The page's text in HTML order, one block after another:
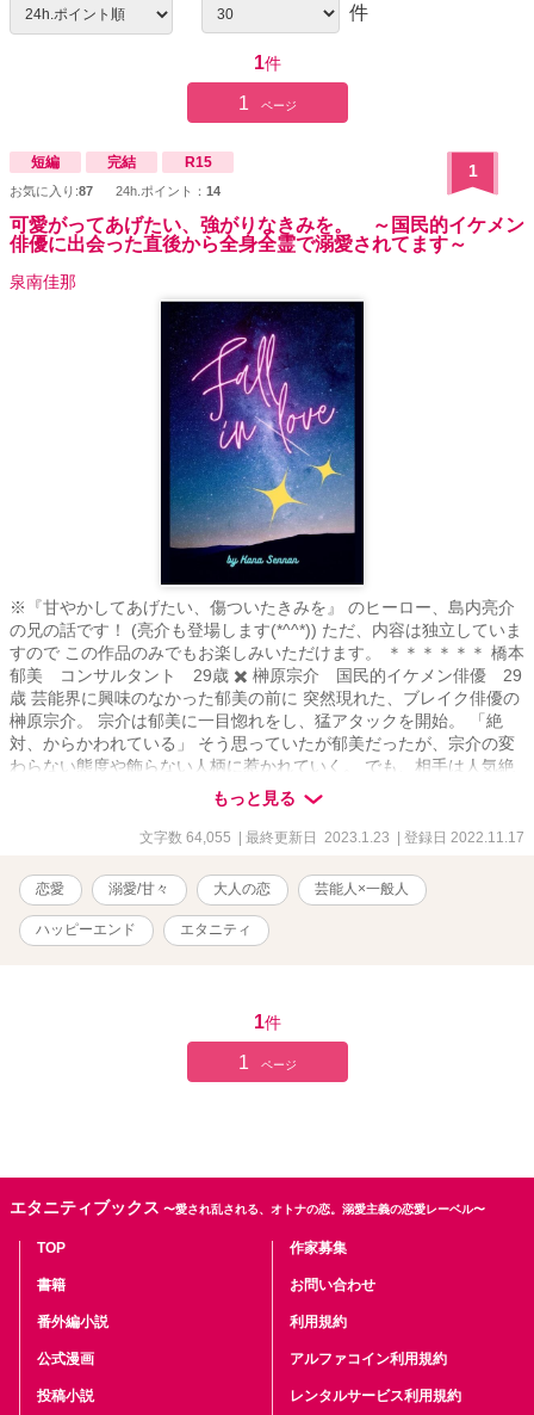
件
1件
1 ページ
短編 完結 R15
お気に入り:87 24h.ポイント： 14
1
可愛がってあげたい、強がりなきみを。 ～国民的イケメン
俳優に出会った直後から全身全霊で溺愛されてます～
泉南佳那
※『甘やかしてあげたい、傷ついたきみを』 のヒーロー、島内亮介
の兄の話です！ (亮介も登場します(*^^*)) ただ、内容は独立していま
すので この作品のみでもお楽しみいただけます。 ＊＊＊＊＊＊ 橋本
郁美 コンサルタント 29歳 ✖️ 榊原宗介 国民的イケメン俳優 29
歳 芸能界に興味のなかった郁美の前に 突然現れた、ブレイク俳優の
榊原宗介。 宗介は郁美に一目惚れをし、猛アタックを開始。 「絶
対、からかわれている」 そう思っていたが郁美だったが、宗介の変
わらない態度や飾らない人柄に惹かれていく。 でも、相手は人気絶
頂の芸能人。 そう思って、二の足を踏む郁美だったけれど…… ＊＊
＊＊＊＊ 大人な、 でもピュアなふたりの恋の行方、 どうぞお楽しみ
もっと見る
文字数 64,055 | 最終更新日 2023.1.23 | 登録日 2022.11.17
恋愛 溺愛/甘々 大人の恋 芸能人×一般人
ハッピーエンド エタニティ
1件
1 ページ
エタニティブックス 〜愛され乱される、オトナの恋。溺愛主義の恋愛レーベル〜
TOP
書籍
番外編小説
公式漫画
投稿小説
作家募集
お問い合わせ
利用規約
アルファコイン利用規約
レンタルサービス利用規約